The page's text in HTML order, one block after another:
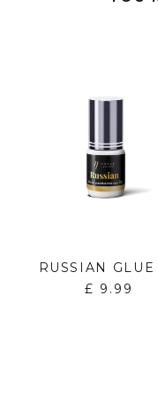
RUSSIAN GLUE
£ 9.99